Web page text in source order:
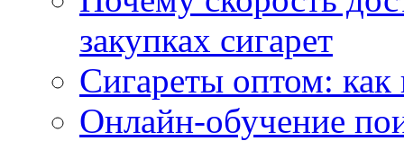
закупках сигарет
Сигареты оптом:
Онлайн-обучение